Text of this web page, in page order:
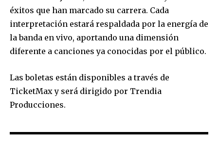
éxitos que han marcado su carrera. Cada
interpretación estará respaldada por la energía de
la banda en vivo, aportando una dimensión
diferente a canciones ya conocidas por el público.
Las boletas están disponibles a través de
TicketMax y será dirigido por Trendia
Producciones.